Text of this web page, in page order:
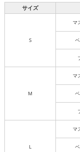
サイズ
S
マ
M
マ
L
マ